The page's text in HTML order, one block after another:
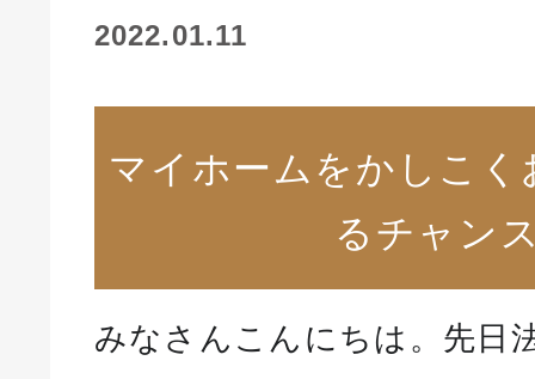
2022.01.11
マイホームをかしこく
るチャン
みなさんこんにちは。先日